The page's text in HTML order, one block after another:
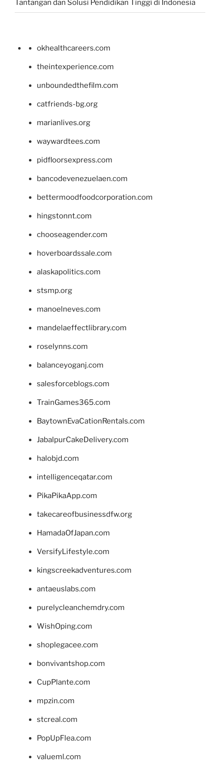
Tantangan dan Solusi Pendidikan Tinggi di Indonesia
okhealthcareers.com
theintexperience.com
unboundedthefilm.com
catfriends-bg.org
marianlives.org
waywardtees.com
pidfloorsexpress.com
bancodevenezuelaen.com
bettermoodfoodcorporation.com
hingstonnt.com
chooseagender.com
hoverboardssale.com
alaskapolitics.com
stsmp.org
manoelneves.com
mandelaeffectlibrary.com
roselynns.com
balanceyoganj.com
salesforceblogs.com
TrainGames365.com
BaytownEvaCationRentals.com
JabalpurCakeDelivery.com
halobjd.com
intelligenceqatar.com
PikaPikaApp.com
takecareofbusinessdfw.org
HamadaOfJapan.com
VersifyLifestyle.com
kingscreekadventures.com
antaeuslabs.com
purelycleanchemdry.com
WishOping.com
shoplegacee.com
bonvivantshop.com
CupPlante.com
mpzin.com
stcreal.com
PopUpFlea.com
valueml.com